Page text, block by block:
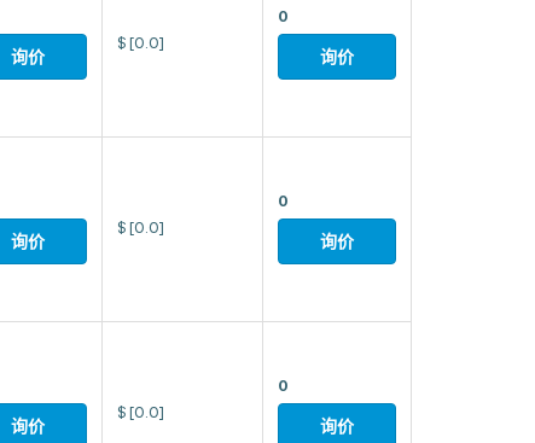
询价
$ [0.0]
0
询价
询价
$ [0.0]
0
询价
询价
$ [0.0]
0
询价